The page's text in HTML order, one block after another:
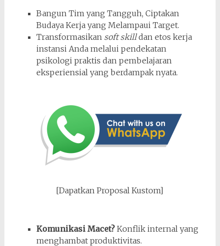
Bangun Tim yang Tangguh, Ciptakan
Budaya Kerja yang Melampaui Target.
Transformasikan soft skilldan etos kerja
instansi Anda melalui pendekatan
psikologi praktis dan pembelajaran
eksperiensial yang berdampak nyata.
[Dapatkan Proposal Kustom]
Komunikasi Macet?Konflik internal yang
menghambat produktivitas.